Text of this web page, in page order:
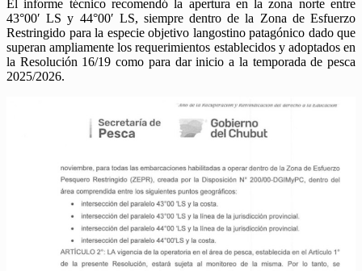
El informe técnico recomendó la apertura en la zona norte entre
43°00′ LS y 44°00′ LS, siempre dentro de la Zona de Esfuerzo
Restringido para la especie objetivo langostino patagónico dado que
superan ampliamente los requerimientos establecidos y adoptados en
la Resolución 16/19 como para dar inicio a la temporada de pesca
2025/2026.